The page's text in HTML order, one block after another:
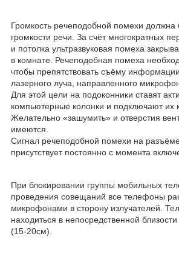
Громкость речеподобной помехи должна
громкости речи. За счёт многократных
и потолка ультразвуковая помеха
в комнате. Речеподобная помеха
чтобы препятствовать съёму
лазерного луча, направленного
Для этой цели на подоконники ставят
компьютерные колонки и подключают их
Желательно «зашумить» и отверстия
имеются.
Сигнал речеподобной помехи на
присутствует постоянно с момента
При блокировании группы мобильных
проведения совещаний все телефоны
микрофонами в сторону излучателей.
находиться в непосредственной близости
(15-20см).